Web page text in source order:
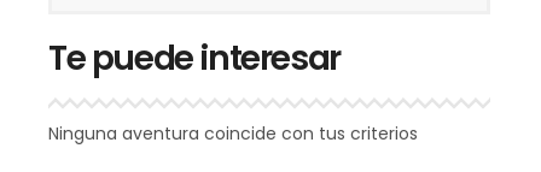
Te puede interesar
Ninguna aventura coincide con tus criterios